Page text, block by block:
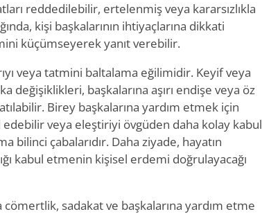
reddedilebilir, ertelenmiş veya kararsızlıkla
kişi başkalarının ihtiyaçlarına dikkati
küçümseyerek yanıt verebilir.
veya tatmini baltalama eğilimidir. Keyif veya
değişiklikleri, başkalarına aşırı endişe veya öz
Birey başkalarına yardım etmek için
veya eleştiriyi övgüden daha kolay kabul
bilinci çabalarıdır. Daha ziyade, hayatın
kabul etmenin kişisel erdemi doğrulayacağı
cömertlik, sadakat ve başkalarına yardım etme